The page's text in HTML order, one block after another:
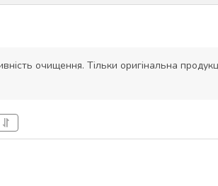
очищення. Тільки оригінальна